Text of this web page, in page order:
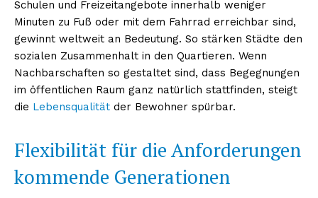
Schulen und Freizeitangebote innerhalb weniger
Minuten zu Fuß oder mit dem Fahrrad erreichbar sind,
gewinnt weltweit an Bedeutung. So stärken Städte den
sozialen Zusammenhalt in den Quartieren. Wenn
Nachbarschaften so gestaltet sind, dass Begegnungen
im öffentlichen Raum ganz natürlich stattfinden, steigt
die Lebensqualität der Bewohner spürbar.
Flexibilität für die Anforderungen
kommende Generationen